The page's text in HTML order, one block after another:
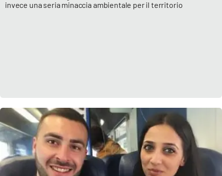
invece una seria minaccia ambientale per il territorio